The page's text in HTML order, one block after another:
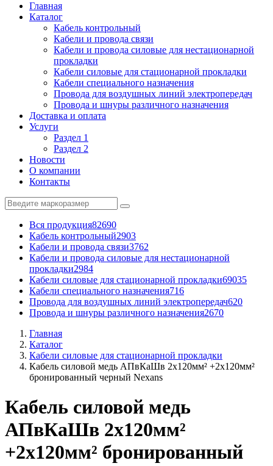
Главная
Каталог
Кабель контрольный
Кабели и провода связи
Кабели и провода силовые для нестационарной
прокладки
Кабели силовые для стационарной прокладки
Кабели специального назначения
Провода для воздушных линий электропередач
Провода и шнуры различного назначения
Доставка и оплата
Услуги
Раздел 1
Раздел 2
Новости
О компании
Контакты
Вся продукция82690
Кабель контрольный2903
Кабели и провода связи3762
Кабели и провода силовые для нестационарной
прокладки2984
Кабели силовые для стационарной прокладки69035
Кабели специального назначения716
Провода для воздушных линий электропередач620
Провода и шнуры различного назначения2670
Главная
Каталог
Кабели силовые для стационарной прокладки
Кабель силовой медь АПвКаШв 2x120мм² +2x120мм²
бронированный черный Nexans
Кабель силовой медь
АПвКаШв 2x120мм²
+2x120мм² бронированный